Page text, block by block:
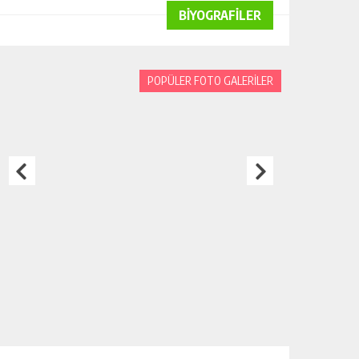
BİYOGRAFİLER
POPÜLER FOTO GALERİLER